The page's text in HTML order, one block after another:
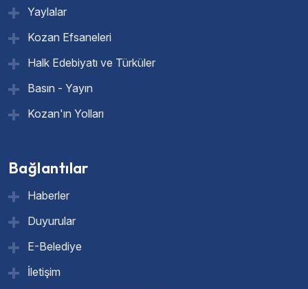
Yaylalar
Kozan Efsaneleri
Halk Edebiyatı ve Türküler
Basın - Yayın
Kozan'ın Yolları
Bağlantılar
Haberler
Duyurular
E-Belediye
İletişim